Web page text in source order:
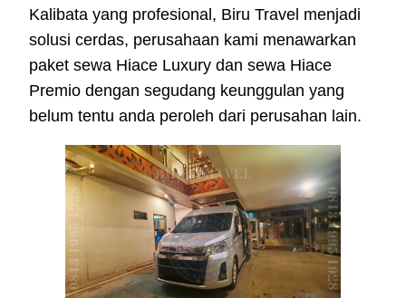
Kalibata yang profesional, Biru Travel menjadi
solusi cerdas, perusahaan kami menawarkan
paket sewa Hiace Luxury dan sewa Hiace
Premio dengan segudang keunggulan yang
belum tentu anda peroleh dari perusahan lain.